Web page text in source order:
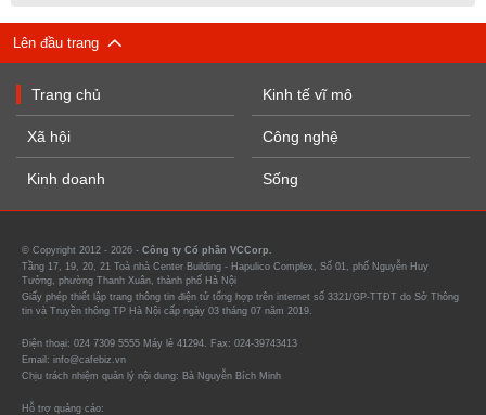
Lên đầu trang
Trang chủ
Xã hội
Kinh doanh
Kinh tế vĩ mô
Công nghệ
Sống
© Copyright 2012 - 2026 - Công ty Cổ phần VCCorp.
Tầng 17, 19, 20, 21 Toà nhà Center Building - Hapulico Complex, Số 01, phố Nguyễn Huy
Tưởng, phường Thanh Xuân, thành phố Hà Nội
Giấy phép thiết lập trang thông tin điện tử tổng hợp trên internet số 3321/GP-TTĐT do Sở Thông
tin và Truyền thông TP Hà Nội cấp ngày 03 tháng 07 năm 2019.
Điện thoại: 024 7309 5555 Máy lẻ 41294. Fax: 024-39743413
Email: info@cafebiz.vn
Chịu trách nhiệm quản lý nội dung: Bà Nguyễn Bích Minh
Hỗ trợ quảng cáo: